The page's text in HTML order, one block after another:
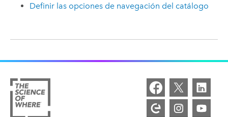
Definir las opciones de navegación del catálogo